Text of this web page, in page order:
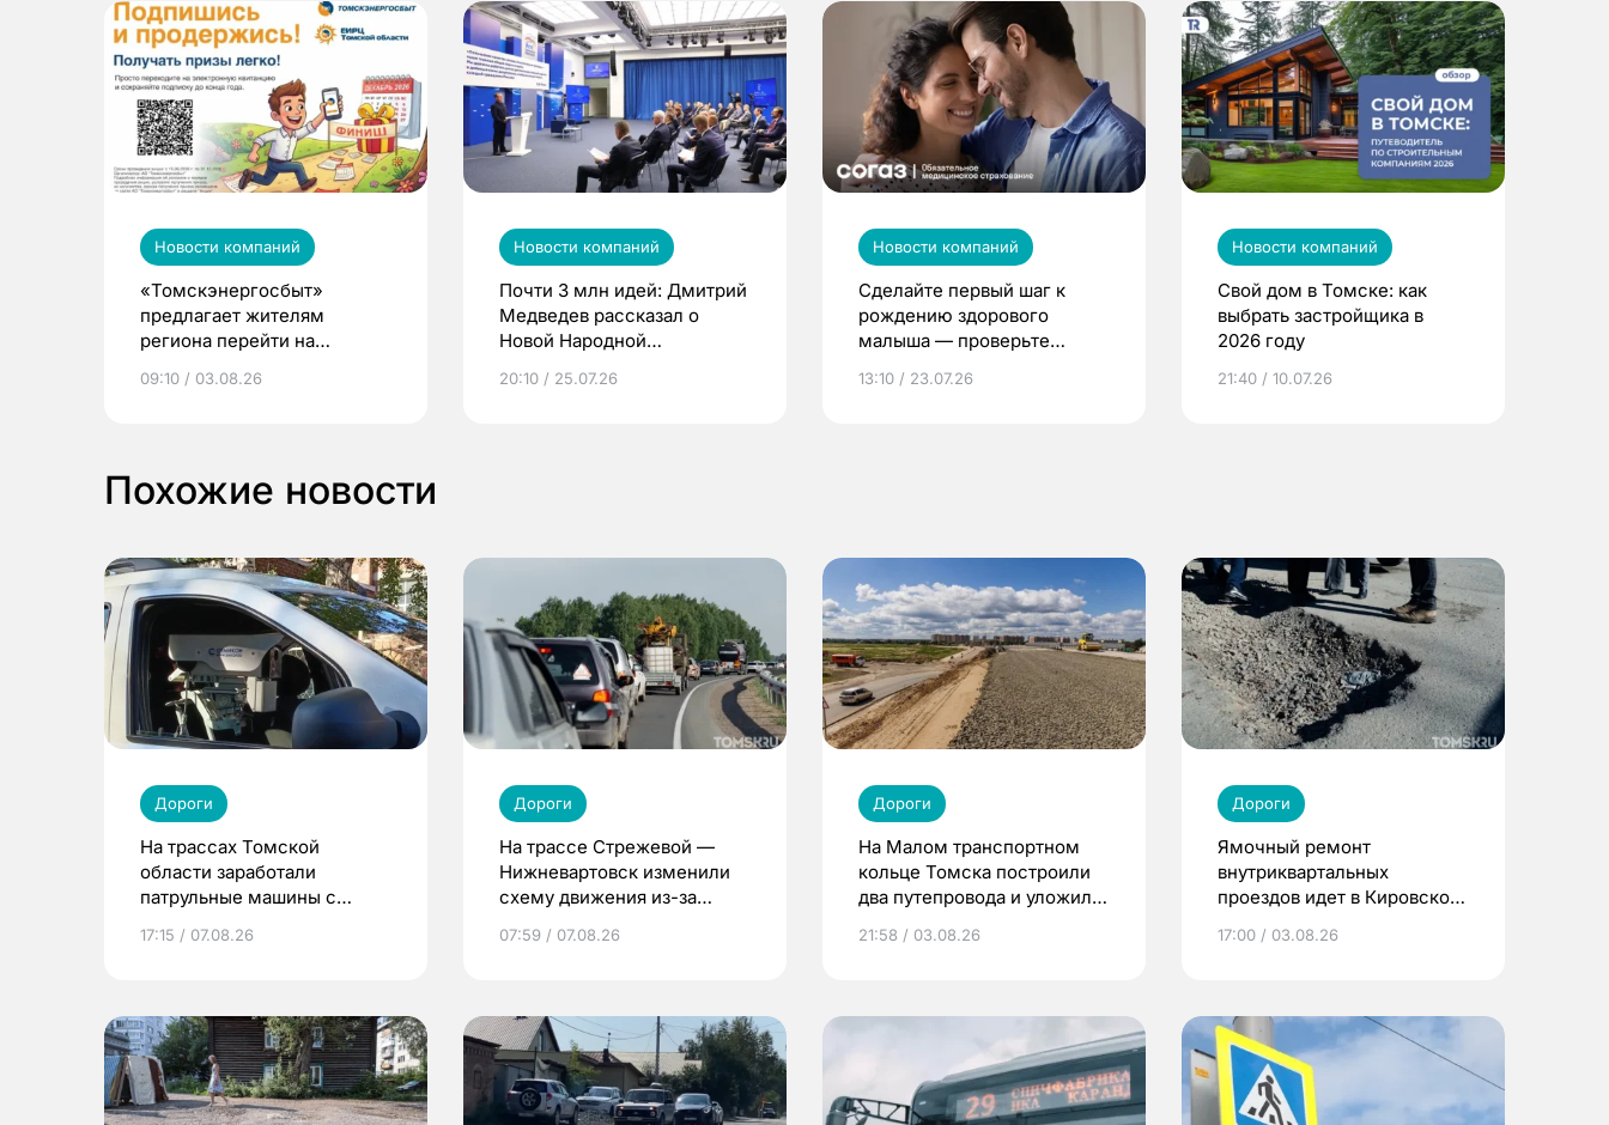
Новости компаний
«Томскэнергосбыт»
предлагает жителям
региона перейти на
выиграть призы
09:10 / 03.08.26
Новости компаний
Почти 3 млн идей: Дмитрий
Медведев рассказал о
Новой Народной
20:10 / 25.07.26
Новости компаний
Сделайте первый шаг к
рождению здорового
малыша — проверьте
по ОМС!
13:10 / 23.07.26
Новости компаний
Свой дом в Томске: как
выбрать застройщика в
2026 году
21:40 / 10.07.26
Похожие новости
Дороги
На трассах Томской
области заработали
патрульные машины с
17:15 / 07.08.26
Дороги
На трассе Стрежевой —
Нижневартовск изменили
схему движения из-за
07:59 / 07.08.26
Дороги
На Малом транспортном
кольце Томска построили
два путепровода и уложили
21:58 / 03.08.26
Дороги
Ямочный ремонт
внутриквартальных
проездов идет в Кировском
17:00 / 03.08.26